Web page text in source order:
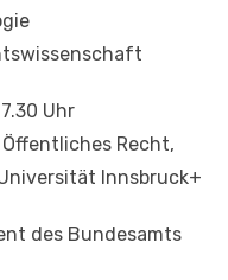
Uhr
Recht,
Innsbruck+
des Bundesamts